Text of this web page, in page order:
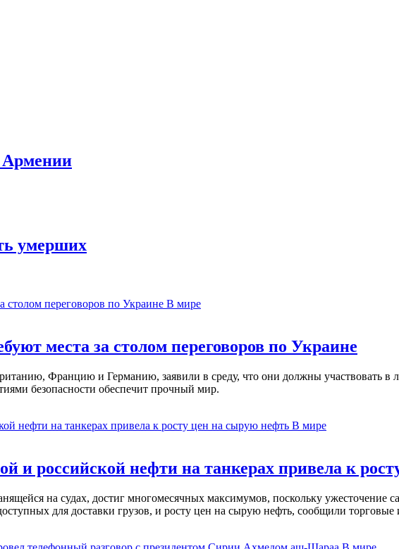
Армении
умерших
В мире
места за столом переговоров по Украине
Францию и Германию, заявили в среду, что они должны участвовать в
безопасности обеспечит прочный мир.
В мире
и российской нефти на танкерах привела к
на судах, достиг многомесячных максимумов, поскольку
для доставки грузов, и росту цен на сырую нефть, сообщили